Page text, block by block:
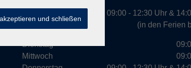
Dienstag
Mittwoch
09:00 - 12:30 Uhr &
(in den Ferien
und schließen